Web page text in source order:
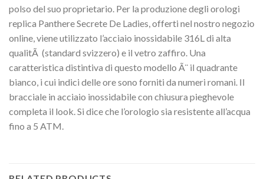
polso del suo proprietario. Per la produzione degli orologi
replica Panthere Secrete De Ladies, offerti nel nostro negozio
online, viene utilizzato l’acciaio inossidabile 316L di alta
qualitÃ (standard svizzero) e il vetro zaffiro. Una
caratteristica distintiva di questo modello Ã¨ il quadrante
bianco, i cui indici delle ore sono forniti da numeri romani. Il
bracciale in acciaio inossidabile con chiusura pieghevole
completa il look. Si dice che l’orologio sia resistente all’acqua
fino a 5 ATM.